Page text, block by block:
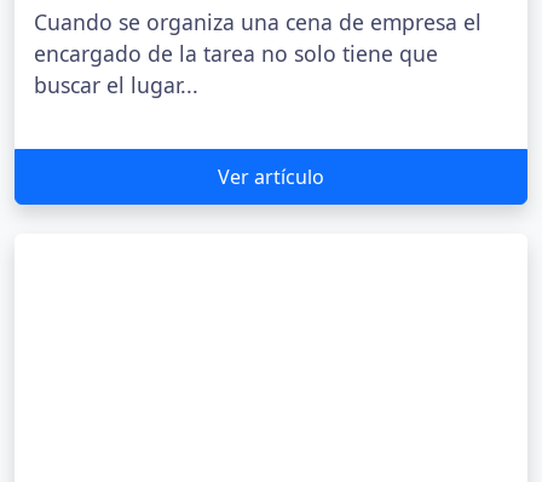
Cuando se organiza una cena de empresa el
encargado de la tarea no solo tiene que
buscar el lugar...
Ver artículo